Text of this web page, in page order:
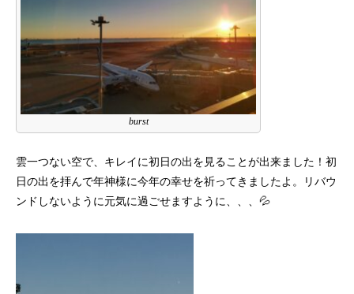
burst
雲一つない空で、キレイに初日の出を見ることが出来ました！初
日の出を拝んで年神様に今年の幸せを祈ってきましたよ。リバウ
ンドしないように元気に過ごせますように、、、💦